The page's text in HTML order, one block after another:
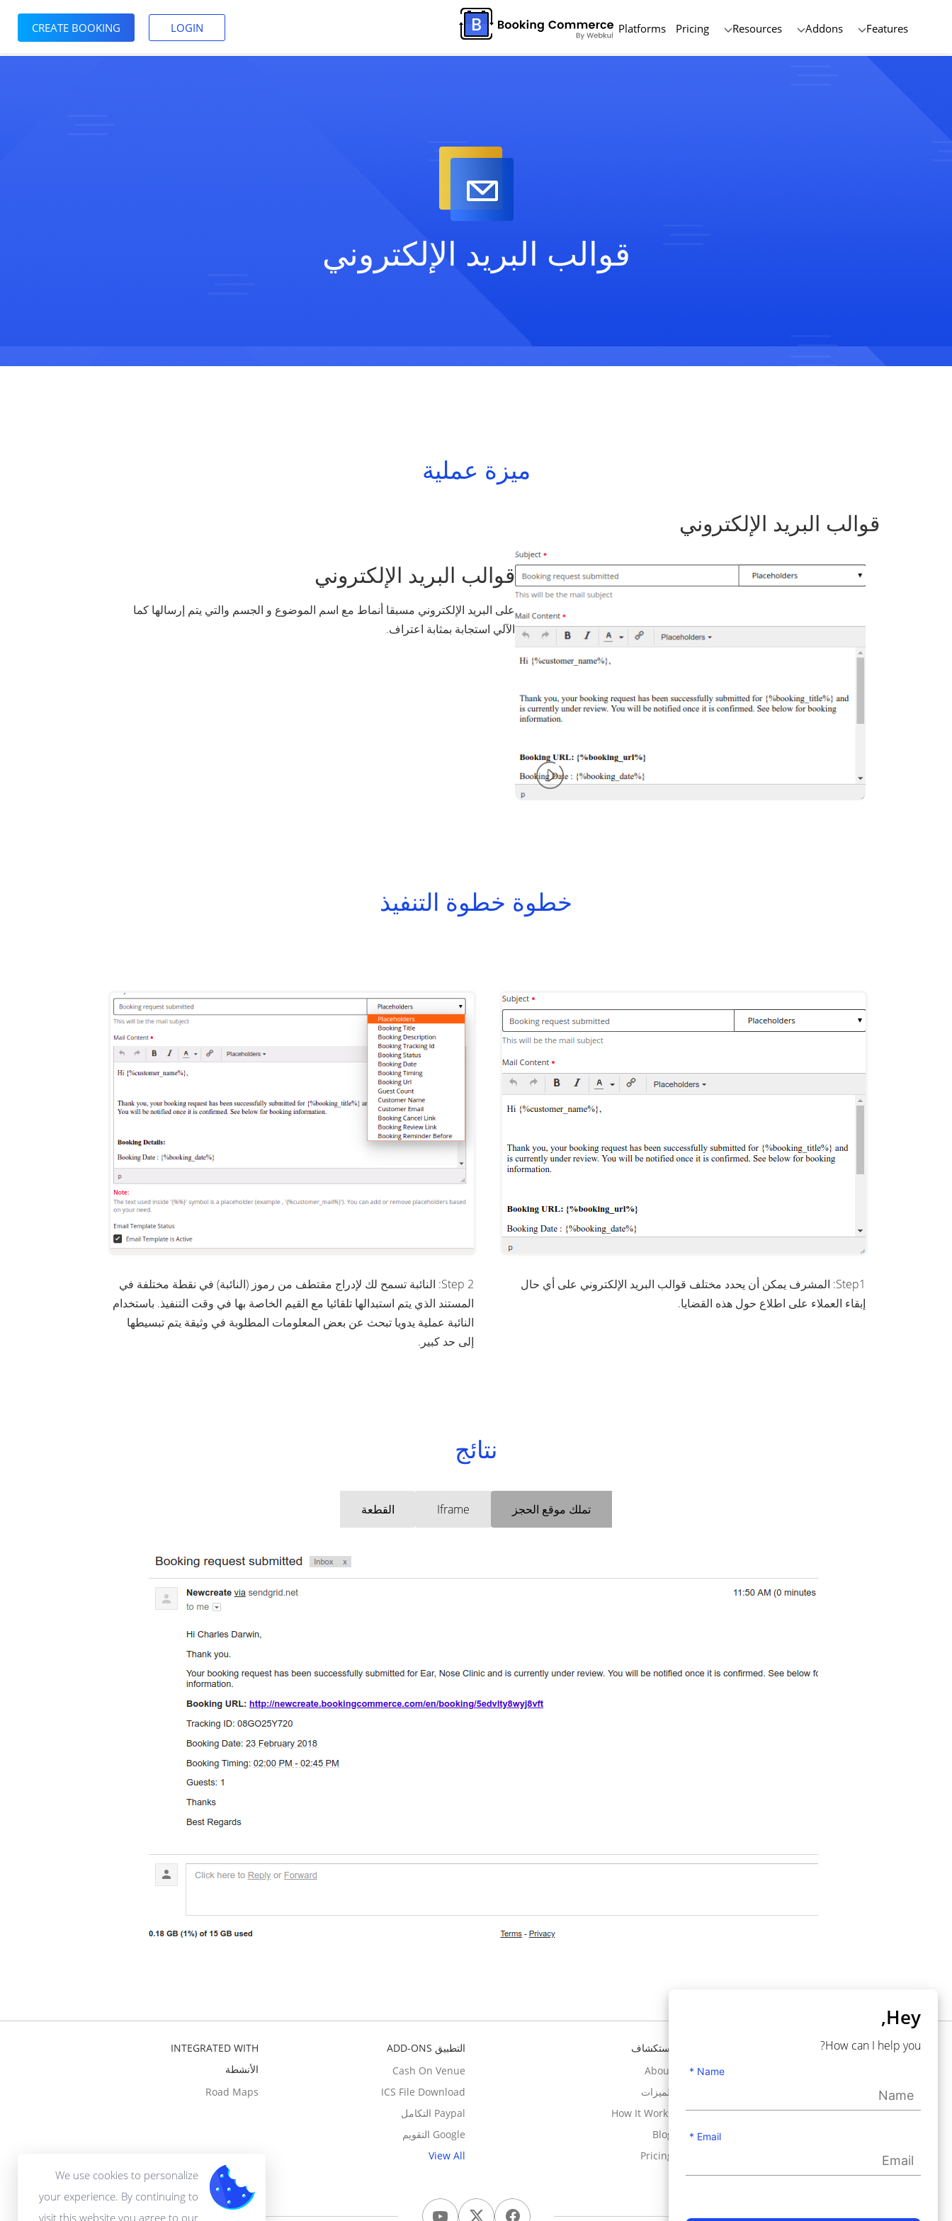
Features
Addons
Resources
Pricing
Platforms
LOGIN
CREATE BOOKING
قوالب البريد الإلكتروني
ميزة عملية
قوالب البريد الإلكتروني
قوالب البريد الإلكتروني
على البريد الإلكتروني مسبقا أنماط مع اسم الموضوع و الجسم والتي يتم إرسالها كما
الآلي استجابة بمثابة اعتراف.
خطوة خطوة التنفيذ
Step1: المشرف يمكن أن يحدد مختلف قوالب البريد الإلكتروني على أي حال
إبقاء العملاء على اطلاع حول هذه القضايا.
Step 2: النائبة تسمح لك لإدراج مقتطف من رموز (النائبة) في نقطة مختلفة في
المستند الذي يتم استبدالها تلقائيا مع القيم الخاصة بها في وقت التنفيذ. باستخدام
النائبة عملية يدويا تبحث عن بعض المعلومات المطلوبة في وثيقة يتم تبسيطها
إلى حد كبير.
نتائج
تملك موقع الحجز Iframe القطعة
INTEGRATED WITH
الأنشطة
Road Maps
التطبيق ADD-ONS
Cash On Venue
ICS File Download
Paypal التكامل
Google التقويم
View All
استكشاف
About
الميزات
How It Works
Blog
Pricing
تحتاج إلى مساعدة ؟
Support
Contact Us
We use cookies to personalize
your experience. By continuing to
visit this website you agree to our
Hey,
How can I help you?
Name *
Email *